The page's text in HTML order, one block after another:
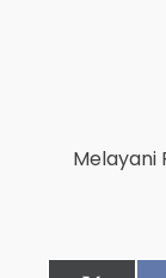
Melayani